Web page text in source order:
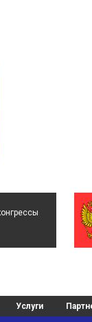
Услуги